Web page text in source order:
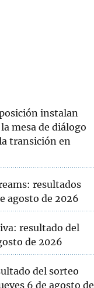
instalan
mesa de diálogo
transición en
resultados
agosto de 2026
resultado del
de 2026
del sorteo
6 de agosto de